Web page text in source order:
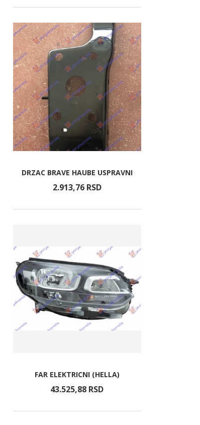
DRZAC BRAVE HAUBE USPRAVNI
2.913,76 RSD
FAR ELEKTRICNI (HELLA)
43.525,88 RSD